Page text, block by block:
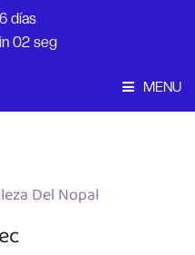
días
02 seg
MENU
Del Nopal